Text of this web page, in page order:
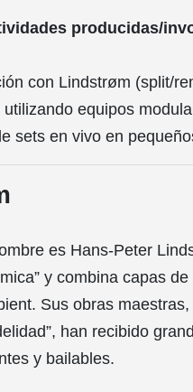
producidas/
con Lindstrøm (split/
utilizando equipos
sets en vivo en
es Hans-Peter
y combina capas
Sus obras
han recibido
y bailables.